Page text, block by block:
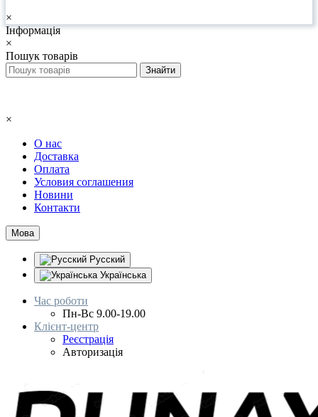
×
Інформація
×
Пошук товарів
×
О нас
Доставка
Оплата
Условия соглашения
Новини
Контакти
Мова
Русский
Українська
Час роботи
Пн-Вс 9.00-19.00
Клієнт-центр
Реєстрація
Авторизація